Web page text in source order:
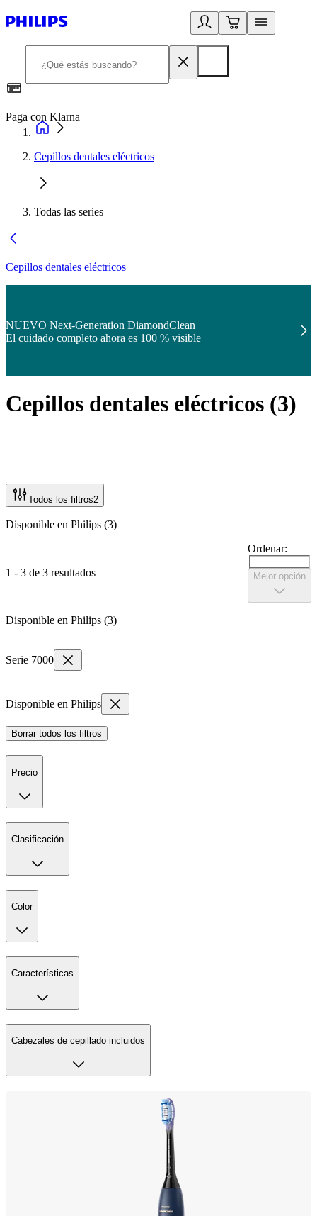
Paga con Klarna
Cepillos dentales eléctricos
Todas las series
Cepillos dentales eléctricos
NUEVO Next-Generation DiamondClean
El cuidado completo ahora es 100 % visible
Cepillos dentales eléctricos (3)
Todos los filtros2
Disponible en Philips (3)
1 - 3 de 3 resultados
Ordenar:
Mejor opción
Disponible en Philips (3)
Serie 7000
Disponible en Philips
Borrar todos los filtros
Precio
Clasificación
Color
Características
Cabezales de cepillado incluidos